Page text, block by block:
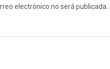
electrónico no será publicada.